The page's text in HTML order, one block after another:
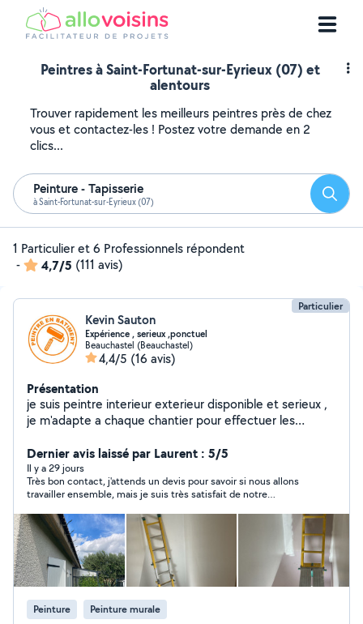
Peintres à Saint-Fortunat-sur-Eyrieux (07) et
alentours
Trouver rapidement les meilleurs peintres près de chez
vous et contactez-les ! Postez votre demande en 2
clics...
Peinture - Tapisserie
à Saint-Fortunat-sur-Eyrieux (07)
1 Particulier et 6 Professionnels répondent
-
4,7/5 (111 avis)
Particulier
Kevin Sauton
Expérience , serieux ,ponctuel
Beauchastel (Beauchastel)
4,4/5 (16 avis)
Présentation
je suis peintre interieur exterieur disponible et serieux ,
je m'adapte a chaque chantier pour effectuer les
les satisfaires joint de placo ponçage a la giraf peintures
tout supports ( bois, metal, façades) peinture au sol
peinture façades ratissages pose de toile de verre
plafond/murs detapissage et pose de tapisserie
preparations des supports avants peintures bande fibré
sur fissures nettoyage chantier protection sols avant
travaux. je peu aussi faire des travaux en hauteur en
peinture. pose parquet flottant , VOIR photos de mes
réalisations chantier je suis diplomé cap peintre .
permisB je me deplace peu importe la distance et je
suis disponible rapidement pour arranger au mieu mon
Dernier avis laissé par Laurent : 5/5
Il y a 29 jours
Très bon contact, j'attends un devis pour savoir si nous allons
travailler ensemble, mais je suis très satisfait de notre
Peinture Peinture murale